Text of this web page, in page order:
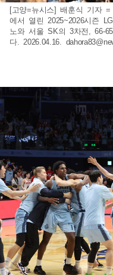
[고양=뉴시스] 배훈식 기자
에서 열린 2025~2026시즌
노와 서울 SK의 3차전, 66-
다. 2026.04.16.